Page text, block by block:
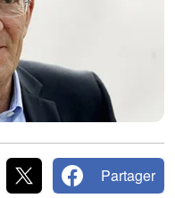
Partager